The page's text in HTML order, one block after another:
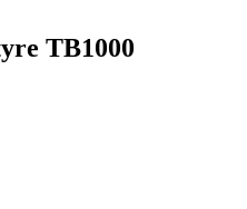
TB1000